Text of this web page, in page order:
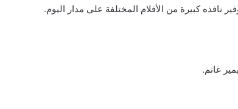
نافذه كبيرة من الأفلام المختلفة على مدار اليوم.
غانم.